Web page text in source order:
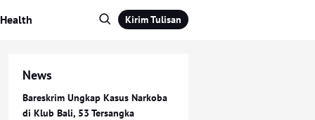
Health Kirim Tulisan
News
Bareskrim Ungkap Kasus Narkoba
di Klub Bali, 53 Tersangka